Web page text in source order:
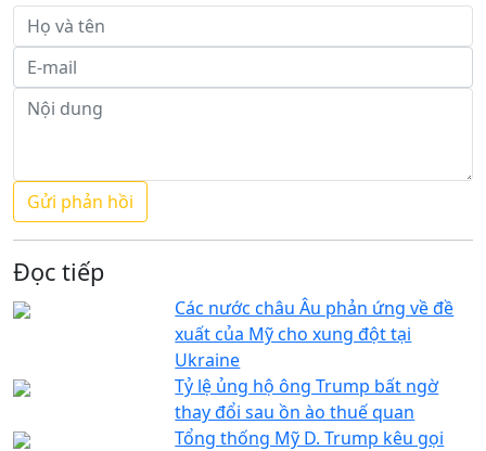
Đọc tiếp
Các nước châu Âu phản ứng về đề
xuất của Mỹ cho xung đột tại
Ukraine
Tỷ lệ ủng hộ ông Trump bất ngờ
thay đổi sau ồn ào thuế quan
Tổng thống Mỹ D. Trump kêu gọi